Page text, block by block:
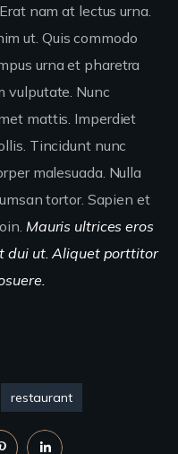
nam at lectus urna.
ut. Quis commodo
urna et pharetra
vulputate. Nunc
mattis. Imperdiet
Tincidunt nunc
malesuada. Nulla
tortor. Sapien et
Mauris ultrices eros
dui ut. Aliquet porttitor
restaurant